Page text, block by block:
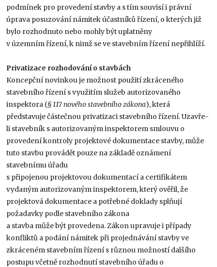
podmínek pro provedení stavby a s tím souvisí i právní
úprava posuzování námitek účastníků řízení, o kterých již
bylo rozhodnuto nebo mohly být uplatněny
v územním řízení, k nimž se ve stavebním řízení nepřihlíží.
Privatizace rozhodování o stavbách
Koncepční novinkou je možnost použití zkráceného
stavebního řízení s využitím služeb autorizovaného
inspektora (§ 117 nového stavebního zákona), která
představuje částečnou privatizaci stavebního řízení. Uzavře-
li stavebník s autorizovaným inspektorem smlouvu o
provedení kontroly projektové dokumentace stavby, může
tuto stavbu provádět pouze na základě oznámení
stavebnímu úřadu
s připojenou projektovou dokumentací a certifikátem
vydaným autorizovaným inspektorem, který ověřil, že
projektová dokumentace a potřebné doklady splňují
požadavky podle stavebního zákona
a stavba může být provedena. Zákon upravuje i případy
konfliktů a podání námitek při projednávání stavby ve
zkráceném stavebním řízení s různou možností dalšího
postupu včetně rozhodnutí stavebního úřadu o